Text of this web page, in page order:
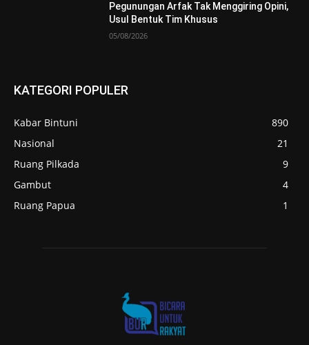
Pegunungan Arfak Tak Menggiring Opini,
Usul Bentuk Tim Khusus
05/08/2026
KATEGORI POPULER
Kabar Bintuni
890
Nasional
21
Ruang Pilkada
9
Gambut
4
Ruang Papua
1